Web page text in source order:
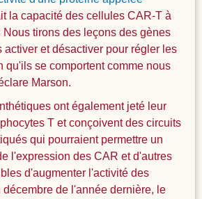
la capacité des cellules CAR-T à
Nous tirons des leçons des gènes
activer et désactiver pour régler les
qu'ils se comportent comme nous
Marson.
ont également jeté leur
T et conçoivent des circuits
qui pourraient permettre un
l'expression des CAR et d'autres
d'augmenter l'activité des
décembre de l'année dernière, le